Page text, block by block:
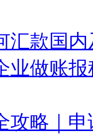
汇款国
业做账
攻略｜